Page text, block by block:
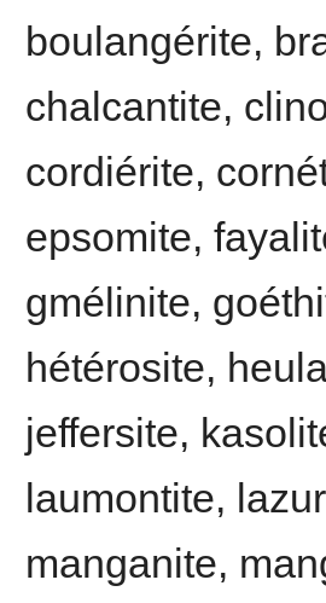
boulangérite,
chalcantite,
cordiérite,
epsomite,
gmélinite,
hétérosite,
jeffersite,
laumontite,
manganite,